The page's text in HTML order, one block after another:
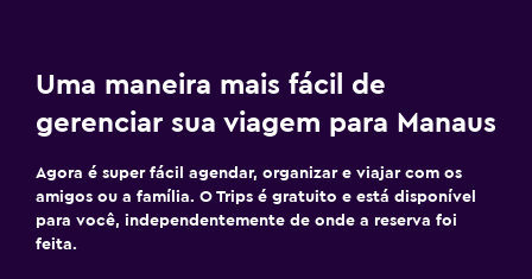
Uma maneira mais fácil de
gerenciar sua viagem para Manaus
Agora é super fácil agendar, organizar e viajar com os
amigos ou a família. O Trips é gratuito e está disponível
para você, independentemente de onde a reserva foi
feita.